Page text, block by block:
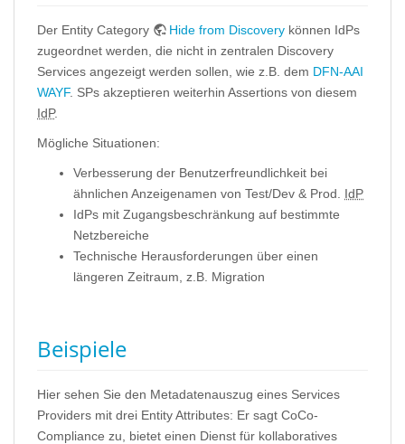
Der Entity Category Hide from Discovery können IdPs
zugeordnet werden, die nicht in zentralen Discovery
Services angezeigt werden sollen, wie z.B. dem DFN-AAI
WAYF. SPs akzeptieren weiterhin Assertions von diesem
IdP.
Mögliche Situationen:
Verbesserung der Benutzerfreundlichkeit bei
ähnlichen Anzeigenamen von Test/Dev & Prod. IdP
IdPs mit Zugangsbeschränkung auf bestimmte
Netzbereiche
Technische Herausforderungen über einen
längeren Zeitraum, z.B. Migration
Beispiele
Hier sehen Sie den Metadatenauszug eines Services
Providers mit drei Entity Attributes: Er sagt CoCo-
Compliance zu, bietet einen Dienst für kollaboratives